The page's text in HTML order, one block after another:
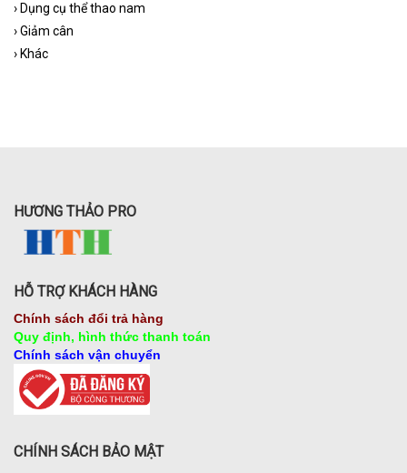
› Dụng cụ thể thao nam
›Giảm cân
› Khác
HƯƠNG THẢO PRO
HỖ TRỢ KHÁCH HÀNG
Chính sách đổi trả hàng
Quy định, hình thức thanh toán
Chính sách vận chuyển
CHÍNH SÁCH BẢO MẬT